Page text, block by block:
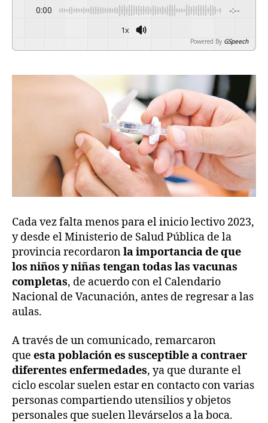
0:00 -:--
1x
Powered By GSpeech
Cada vez falta menos para el inicio lectivo 2023,
y desde el Ministerio de Salud Pública de la
provincia recordaronla importancia de que
los niños y niñas tengan todas las vacunas
completas, de acuerdo con el Calendario
Nacional de Vacunación, antes de regresar a las
aulas.
A través de un comunicado, remarcaron
que esta población es susceptible a contraer
diferentes enfermedades, ya que durante el
ciclo escolar suelen estar en contacto con varias
personas compartiendo utensilios y objetos
personales que suelen llevárselos a la boca.